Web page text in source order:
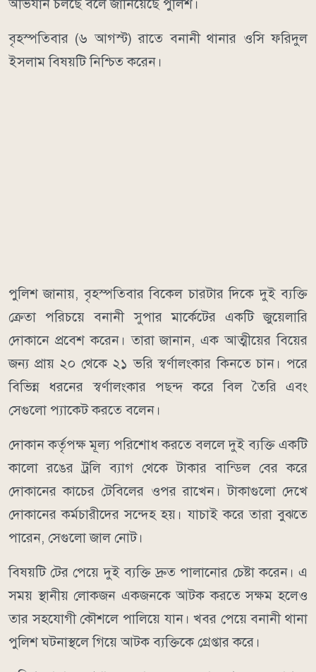
অভিযান চলছে বলে জানিয়েছে পুলিশ।
বৃহস্পতিবার (৬ আগস্ট) রাতে বনানী থানার ওসি ফরিদুল
ইসলাম বিষয়টি নিশ্চিত করেন।
পুলিশ জানায়, বৃহস্পতিবার বিকেল চারটার দিকে দুই ব্যক্তি
ক্রেতা পরিচয়ে বনানী সুপার মার্কেটের একটি জুয়েলারি
দোকানে প্রবেশ করেন। তারা জানান, এক আত্মীয়ের বিয়ের
জন্য প্রায় ২০ থেকে ২১ ভরি স্বর্ণালংকার কিনতে চান। পরে
বিভিন্ন ধরনের স্বর্ণালংকার পছন্দ করে বিল তৈরি এবং
সেগুলো প্যাকেট করতে বলেন।
দোকান কর্তৃপক্ষ মূল্য পরিশোধ করতে বললে দুই ব্যক্তি একটি
কালো রঙের ট্রলি ব্যাগ থেকে টাকার বান্ডিল বের করে
দোকানের কাচের টেবিলের ওপর রাখেন। টাকাগুলো দেখে
দোকানের কর্মচারীদের সন্দেহ হয়। যাচাই করে তারা বুঝতে
পারেন, সেগুলো জাল নোট।
বিষয়টি টের পেয়ে দুই ব্যক্তি দ্রুত পালানোর চেষ্টা করেন। এ
সময় স্থানীয় লোকজন একজনকে আটক করতে সক্ষম হলেও
তার সহযোগী কৌশলে পালিয়ে যান। খবর পেয়ে বনানী থানা
পুলিশ ঘটনাস্থলে গিয়ে আটক ব্যক্তিকে গ্রেপ্তার করে।